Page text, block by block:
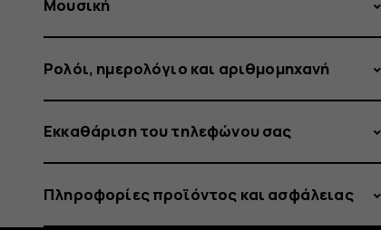
Μουσική
Ρολόι, ημερολόγιο και αριθμομηχανή
Εκκαθάριση του τηλεφώνου σας
Πληροφορίες προϊόντος και ασφάλειας